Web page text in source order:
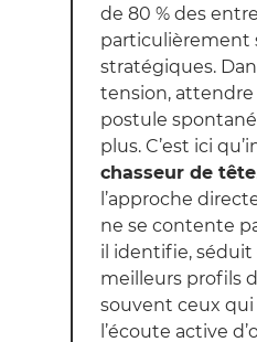
de 80 % des
particulièrement
stratégiques.
tension, attendre
postule
plus. C’est ici
chasseur de tête
l’approche
ne se contente
il identifie, séduit
meilleurs profils
souvent ceux qui
l’écoute active